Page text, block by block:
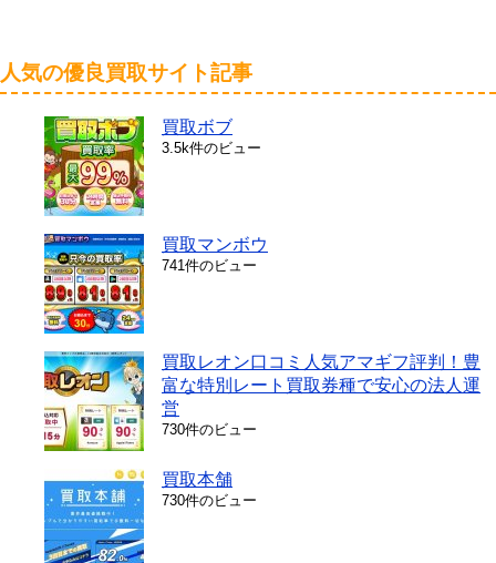
人気の優良買取サイト記事
買取ボブ
3.5k件のビュー
買取マンボウ
741件のビュー
買取レオン口コミ人気アマギフ評判！豊
富な特別レート買取券種で安心の法人運
営
730件のビュー
買取本舗
730件のビュー